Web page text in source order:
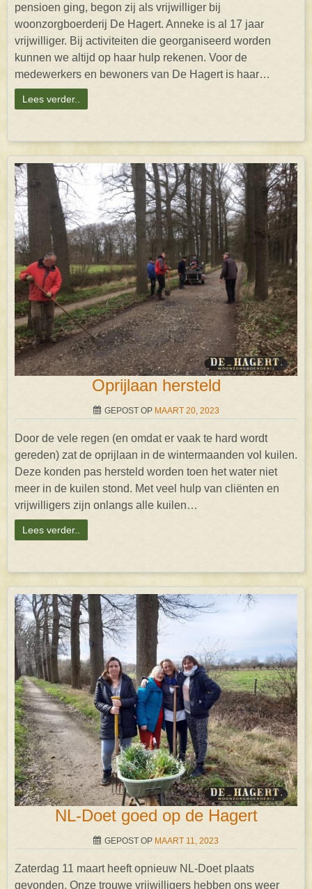
pensioen ging, begon zij als vrijwilliger bij
woonzorgboerderij De Hagert. Anneke is al 17 jaar
vrijwilliger. Bij activiteiten die georganiseerd worden
kunnen we altijd op haar hulp rekenen. Voor de
medewerkers en bewoners van De Hagert is haar…
Lees verder..
Oprijlaan hersteld
GEPOST OP MAART 20, 2023
Door de vele regen (en omdat er vaak te hard wordt
gereden) zat de oprijlaan in de wintermaanden vol kuilen.
Deze konden pas hersteld worden toen het water niet
meer in de kuilen stond. Met veel hulp van cliënten en
vrijwilligers zijn onlangs alle kuilen…
Lees verder..
NL-Doet goed op de Hagert
GEPOST OP MAART 11, 2023
Zaterdag 11 maart heeft opnieuw NL-Doet plaats
gevonden. Onze trouwe vrijwilligers hebben ons weer